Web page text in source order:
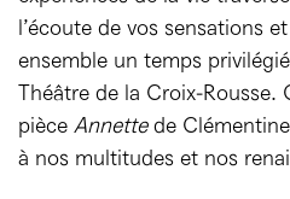
l’écoute de vos sensations
ensemble un temps
Théâtre de la Croix-Rousse.
pièce Annettede
à nos multitudes et nos